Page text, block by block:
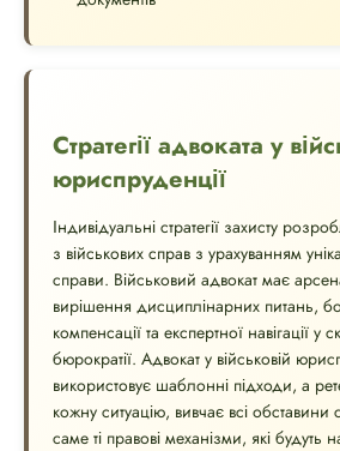
Стратегії адвоката у
юриспруденції
Індивідуальні стратегії захисту
з військових справ з урахуванням
справи. Військовий адвокат має
вирішення дисциплінарних питань,
компенсації та експертної навігації у
бюрократії. Адвокат у військовій
використовує шаблонні підходи, а
кожну ситуацію, вивчає всі
саме ті правові механізми, які будуть